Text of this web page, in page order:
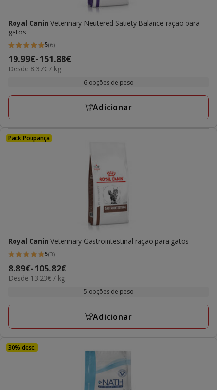
Royal Canin Veterinary Neutered Satiety Balance ração para
gatos
5
estrelas
com
avaliações
5(6)
Preço
de
a
19.99€-151.88€
8.37€
Desde 8.37€ / kg
6 opções de peso
Adicionar
Pack Poupança
Royal Canin Veterinary Gastrointestinal ração para gatos
5
estrelas
com
avaliações
5(3)
Preço
de
a
8.89€-105.82€
13.23€
Desde 13.23€ / kg
5 opções de peso
Adicionar
30% desc.